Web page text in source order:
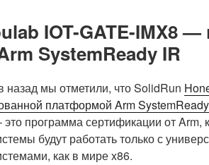
IOT-GATE-IMX8
SystemReady IR
назад мы отметили, что SolidRun
платформой Arm SystemReady
программа сертификации от Arm,
будут работать только с
как в мире x86.